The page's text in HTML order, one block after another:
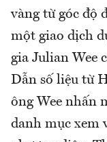
vàng từ góc độ
một giao dịch
gia Julian Wee
Dẫn số liệu từ
ông Wee nhấn
danh mục xem